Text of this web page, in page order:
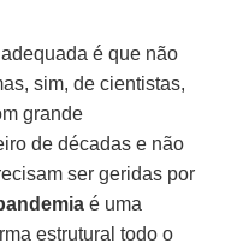
é que não
sim, de cientistas,
grande
de décadas e não
ser geridas por
é uma
estrutural todo o